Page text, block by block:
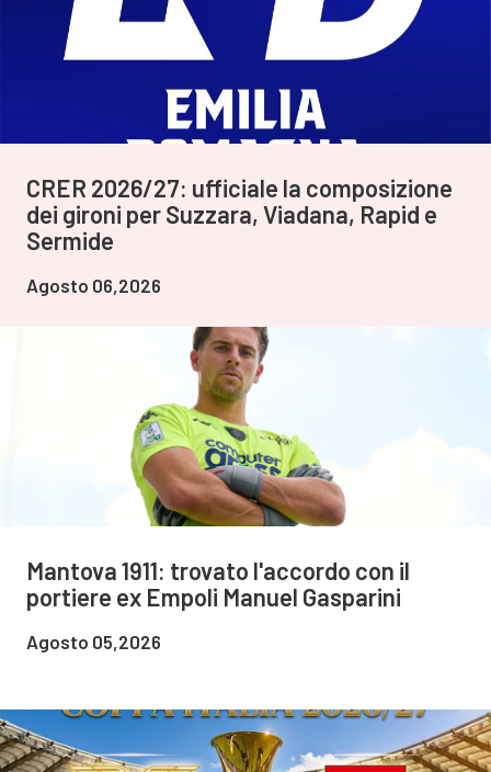
CRER 2026/27: ufficiale la composizione
dei gironi per Suzzara, Viadana, Rapid e
Sermide
Agosto 06,2026
Mantova 1911: trovato l'accordo con il
portiere ex Empoli Manuel Gasparini
Agosto 05,2026